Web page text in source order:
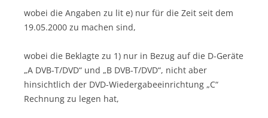
wobei die Angaben zu lit e) nur für die Zeit seit dem
19.05.2000 zu machen sind,
wobei die Beklagte zu 1) nur in Bezug auf die D-Geräte
„A DVB-T/DVD“ und „B DVB-T/DVD“, nicht aber
hinsichtlich der DVD-Wiedergabeeinrichtung „C“
Rechnung zu legen hat,